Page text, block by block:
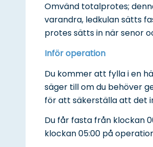
Omvänd totalprotes;
varandra, ledkulan sätts
protes sätts in när senor
Inför operation
Du kommer att fylla i en
säger till om du behöver
för att säkerställa att det
Du får fasta från klockan
klockan 05:00 på